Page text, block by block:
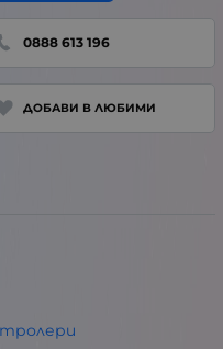
0888 613 196
ДОБАВИ В ЛЮБИМИ